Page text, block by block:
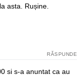
asta. Rușine.
RĂSPUNDE
si s-a anuntat ca au